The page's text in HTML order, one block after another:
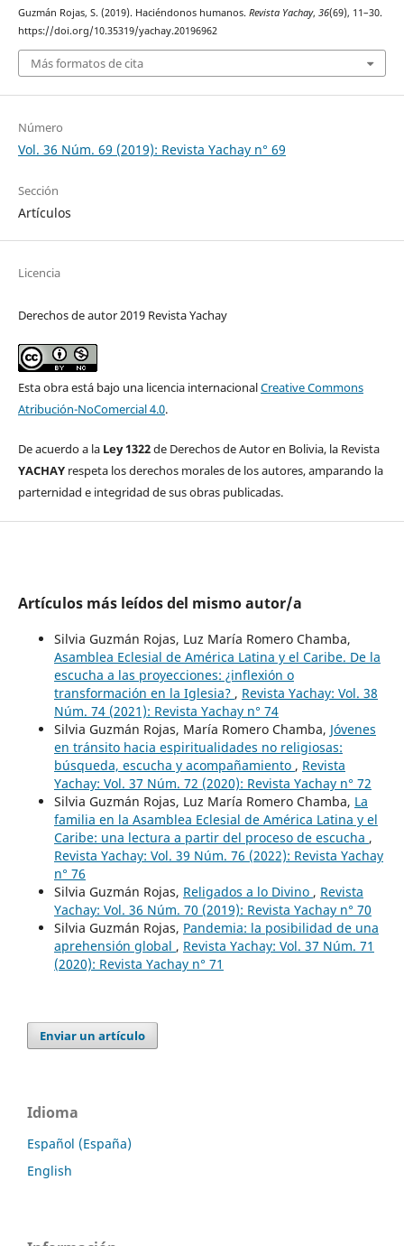
Guzmán Rojas, S. (2019). Haciéndonos humanos. Revista Yachay, 36(69), 11–30.
https://doi.org/10.35319/yachay.20196962
Más formatos de cita
Número
Vol. 36 Núm. 69 (2019): Revista Yachay n° 69
Sección
Artículos
Licencia
Derechos de autor 2019 Revista Yachay
Esta obra está bajo una licencia internacionalCreative Commons
Atribución-NoComercial 4.0.
De acuerdo a la Ley 1322de Derechos de Autor en Bolivia, la Revista
YACHAYrespeta los derechos morales de los autores, amparando la
parternidad e integridad de sus obras publicadas.
Artículos más leídos del mismo autor/a
Silvia Guzmán Rojas, Luz María Romero Chamba,
Asamblea Eclesial de América Latina y el Caribe. De la
escucha a las proyecciones: ¿inflexión o
transformación en la Iglesia? , Revista Yachay: Vol. 38
Núm. 74 (2021): Revista Yachay n° 74
Silvia Guzmán Rojas, María Romero Chamba, Jóvenes
en tránsito hacia espiritualidades no religiosas:
búsqueda, escucha y acompañamiento , Revista
Yachay: Vol. 37 Núm. 72 (2020): Revista Yachay n° 72
Silvia Guzmán Rojas, Luz María Romero Chamba, La
familia en la Asamblea Eclesial de América Latina y el
Caribe: una lectura a partir del proceso de escucha ,
Revista Yachay: Vol. 39 Núm. 76 (2022): Revista Yachay
n° 76
Silvia Guzmán Rojas, Religados a lo Divino , Revista
Yachay: Vol. 36 Núm. 70 (2019): Revista Yachay n° 70
Silvia Guzmán Rojas, Pandemia: la posibilidad de una
aprehensión global , Revista Yachay: Vol. 37 Núm. 71
(2020): Revista Yachay n° 71
Enviar un artículo
Idioma
Español (España)
English